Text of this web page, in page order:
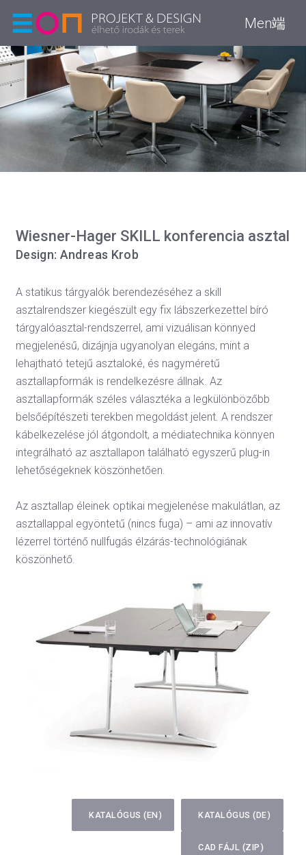
Men端
Wiesner-Hager SKILL konferencia asztal
Design: Andreas Krob
A statikus tárgyalók berendezéséhez a skill
asztalrendszer kiegészült egy fix lábszerkezettel bíró
tárgyalóasztal-rendszerrel, ami vizuálisan könnyed
megjelenésű, dizájnja ugyanolyan elegáns, mint a
lehajtható tetejű asztaloké, és nagyméretű
asztallapformák is rendelkezésre állnak. Az
asztallapformák széles választéka a legkülönbözőbb
belsőépítészeti terekben megoldást jelent. A rendszer
kábelkezelése jól átgondolt, a médiatechnika könnyen
integrálható az asztallapon található egyszerű plug-in
lehetőségeknek köszönhetően.
Az asztallap éleinek optikai megjelenése makulátlan, az
asztallappal egyöntetű (nincs fuga) – ami az innovatív
lézerrel történő nullfugás élzárás-technológiának
köszönhető.
KATALÓGUS (EN) KATALÓGUS (DE)
CAD FÁJL (ZIP)